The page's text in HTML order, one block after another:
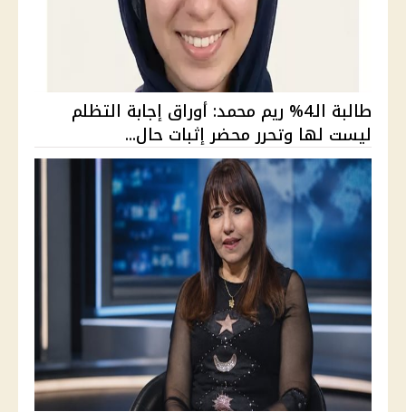
طالبة الـ4% ريم محمد: أوراق إجابة التظلم
ليست لها وتحرر محضر إثبات حال...